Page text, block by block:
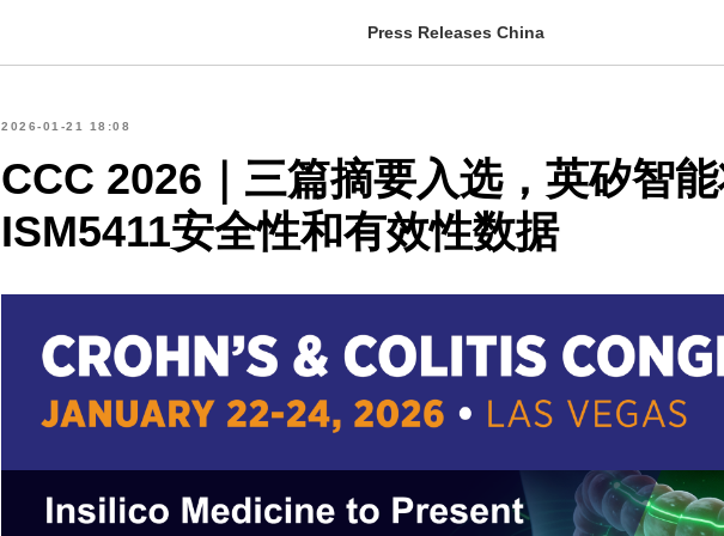
Press Releases China
2026-01-21 18:08
CCC 2026｜三篇摘要入选，英矽智
ISM5411安全性和有效性数据